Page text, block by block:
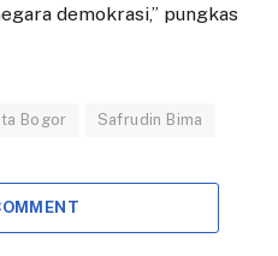
demokrasi,” pungkas
Bogor Safrudin Bima